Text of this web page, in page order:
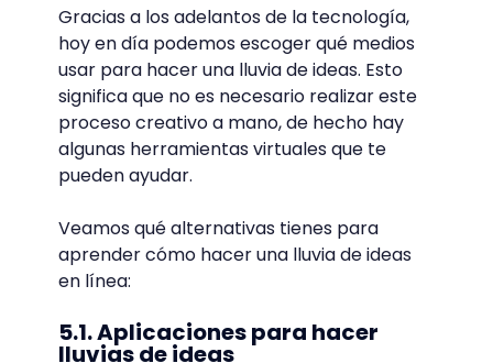
Gracias a los adelantos de la tecnología,
hoy en día podemos escoger qué medios
usar para hacer una lluvia de ideas. Esto
significa que no es necesario realizar este
proceso creativo a mano, de hecho hay
algunas herramientas virtuales que te
pueden ayudar.
Veamos qué alternativas tienes para
aprender cómo hacer una lluvia de ideas
en línea:
5.1. Aplicaciones para hacer
lluvias de ideas